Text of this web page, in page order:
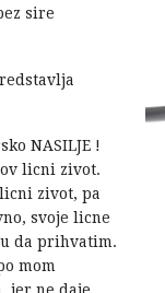
sire
NASILJE !
licni zivot.
zivot, pa
svoje licne
da prihvatim.
mom